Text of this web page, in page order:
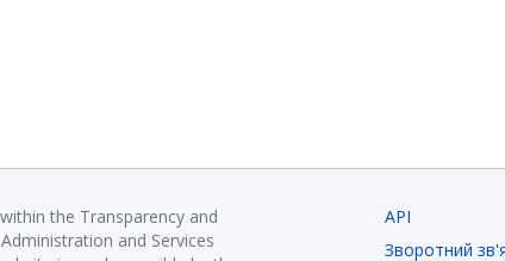
the Transparency and
and Services
API
Зворотний